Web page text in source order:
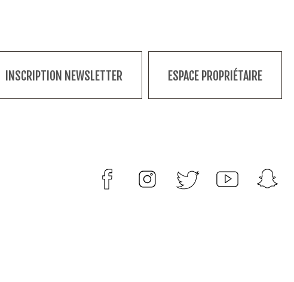
INSCRIPTION NEWSLETTER ESPACE PROPRIÉTAIRE